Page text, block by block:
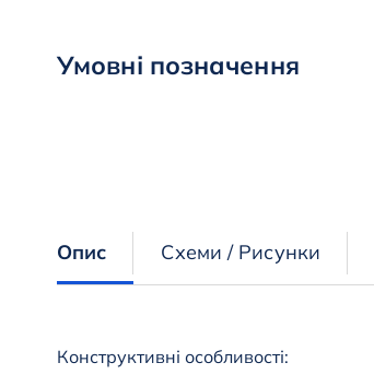
Умовні позначення
Опис Схеми / Рисунки
Конструктивні особливості: